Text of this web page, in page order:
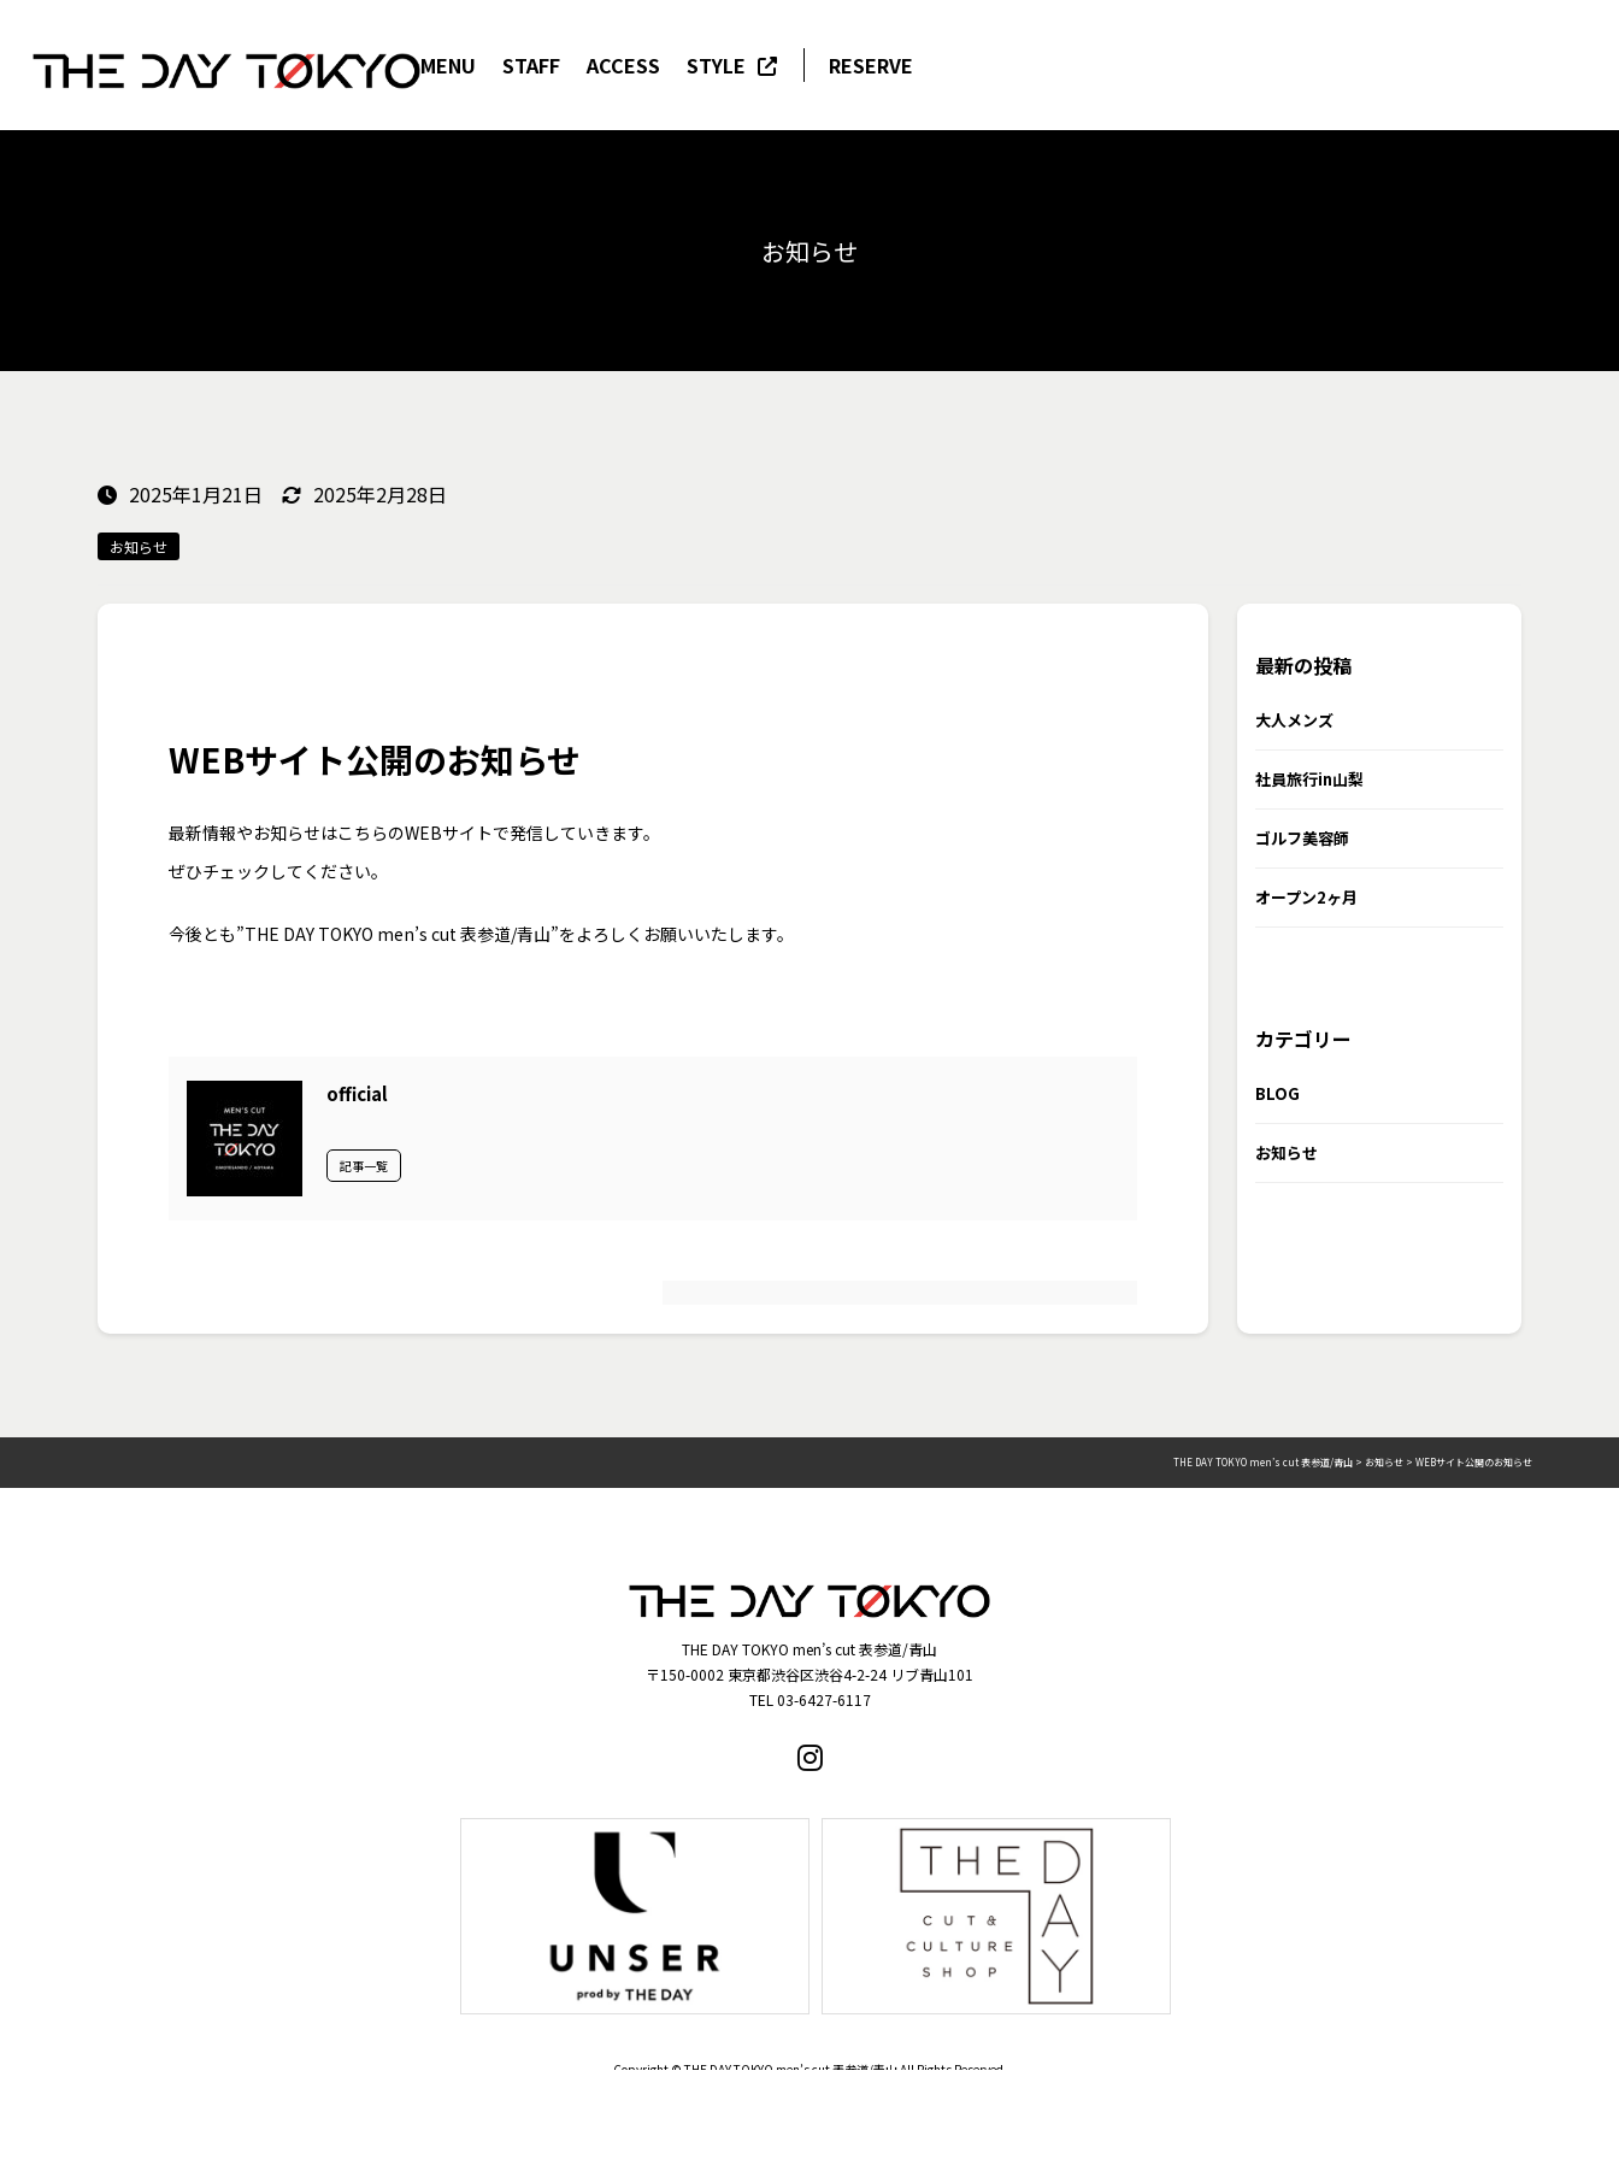
MENU STAFF ACCESS STYLE RESERVE
お知らせ
2025年1月21日 2025年2月28日
お知らせ
WEBサイト公開のお知らせ
最新情報やお知らせはこちらのWEBサイトで発信していきます。
ぜひチェックしてください。
今後とも”THE DAY TOKYO men’s cut 表参道/青山”をよろしくお願いいたします。
official
記事一覧
最新の投稿
大人メンズ
社員旅行in山梨
ゴルフ美容師
オープン2ヶ月
カテゴリー
BLOG
お知らせ
THE DAY TOKYO men’s cut 表参道/青山 > お知らせ > WEBサイト公開のお知らせ
THE DAY TOKYO men’s cut 表参道/青山
〒150-0002 東京都渋谷区渋谷4-2-24 リブ青山101
TEL 03-6427-6117
Copyright © THE DAY TOKYO men’s cut 表参道/青山 All Rights Reserved.